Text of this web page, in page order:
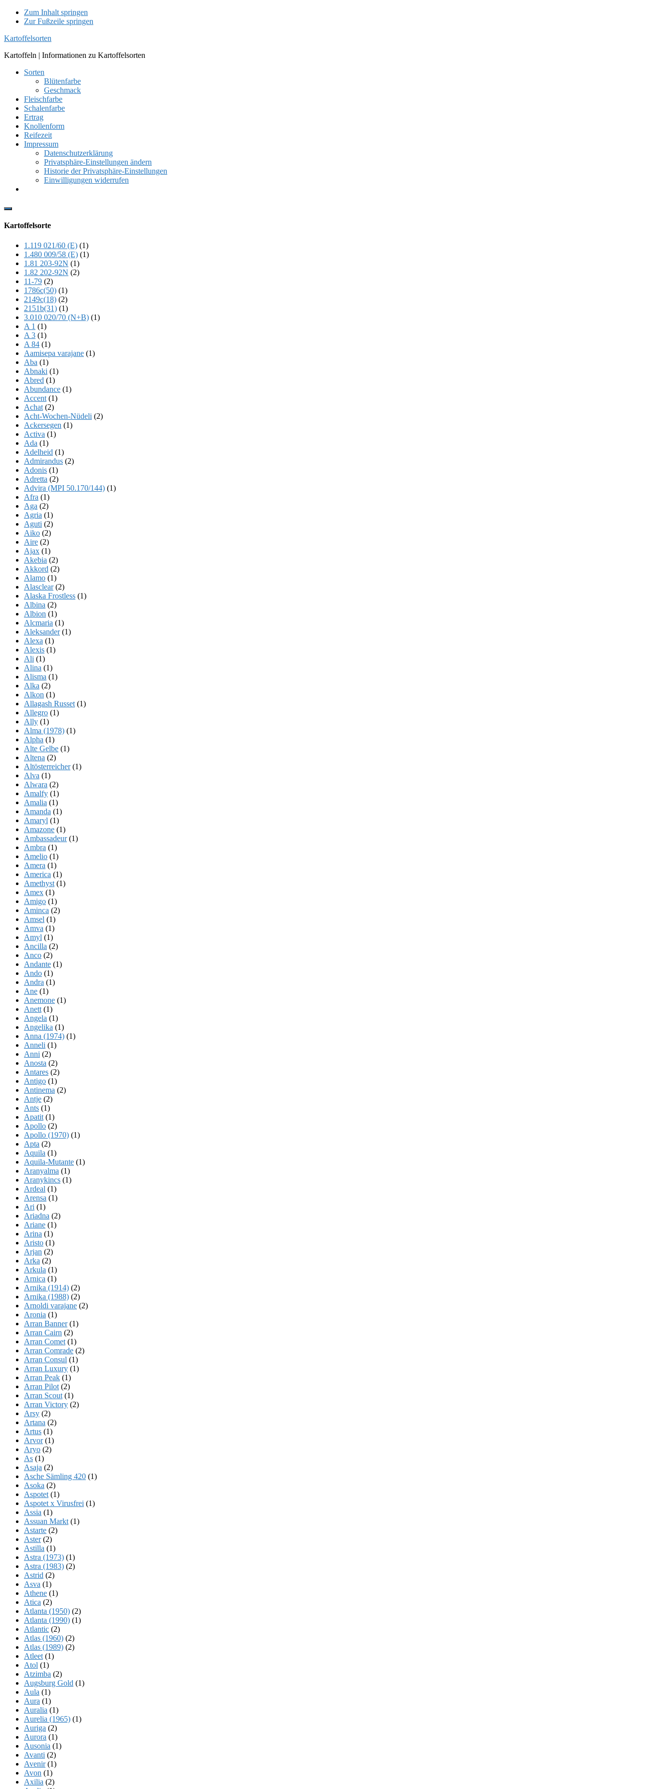
Zum Inhalt springen
Zur Fußzeile springen
Kartoffelsorten
Kartoffeln | Informationen zu Kartoffelsorten
Sorten
Blütenfarbe
Geschmack
Fleischfarbe
Schalenfarbe
Ertrag
Knollenform
Reifezeit
Impressum
Datenschutzerklärung
Privatsphäre-Einstellungen ändern
Historie der Privatsphäre-Einstellungen
Einwilligungen widerrufen
Show
Content
Kartoffelsorte
1.119 021/60 (E) (1)
1.480 009/58 (E) (1)
1.81 203-92N (1)
1.82 202-92N (2)
11-79 (2)
1786c(50) (1)
2149c(18) (2)
2151b(31) (1)
3.010 020/70 (N+B) (1)
A 1 (1)
A 3 (1)
A 84 (1)
Aamisepa varajane (1)
Aba (1)
Abnaki (1)
Abred (1)
Abundance (1)
Accent (1)
Achat (2)
Acht-Wochen-Nüdeli (2)
Ackersegen (1)
Activa (1)
Ada (1)
Adelheid (1)
Admirandus (2)
Adonis (1)
Adretta (2)
Advira (MPI 50.170/144) (1)
Afra (1)
Aga (2)
Agria (1)
Aguti (2)
Aiko (2)
Aire (2)
Ajax (1)
Akebia (2)
Akkord (2)
Alamo (1)
Alasclear(2)
Alaska Frostless (1)
Albina (2)
Albion (1)
Alcmaria (1)
Aleksander(1)
Alexa (1)
Alexis (1)
Ali (1)
Alina (1)
Alisma (1)
Alka (2)
Alkon (1)
Allagash Russet (1)
Allegro (1)
Ally (1)
Alma (1978) (1)
Alpha (1)
Alte Gelbe (1)
Altena (2)
Altösterreicher(1)
Alva (1)
Alwara (2)
Amalfy (1)
Amalia (1)
Amanda (1)
Amaryl (1)
Amazone (1)
Ambassadeur(1)
Ambra (1)
Amelio (1)
Amera (1)
America (1)
Amethyst (1)
Amex (1)
Amigo (1)
Aminca (2)
Amsel (1)
Amva (1)
Amyl (1)
Ancilla (2)
Anco (2)
Andante (1)
Ando (1)
Andra (1)
Ane (1)
Anemone (1)
Anett (1)
Angela (1)
Angelika (1)
Anna (1974) (1)
Anneli (1)
Anni (2)
Anosta (2)
Antares (2)
Antigo (1)
Antinema (2)
Antje (2)
Ants (1)
Apatit (1)
Apollo (2)
Apollo (1970) (1)
Apta (2)
Aquila (1)
Aquila-Mutante (1)
Aranyalma (1)
Aranykincs (1)
Ardeal (1)
Arensa (1)
Ari (1)
Ariadna (2)
Ariane (1)
Arina (1)
Aristo (1)
Arjan (2)
Arka (2)
Arkula (1)
Arnica (1)
Arnika (1914) (2)
Arnika (1988) (2)
Arnoldi varajane (2)
Aronia (1)
Arran Banner(1)
Arran Cairn (2)
Arran Comet (1)
Arran Comrade (2)
Arran Consul (1)
Arran Luxury (1)
Arran Peak (1)
Arran Pilot (2)
Arran Scout (1)
Arran Victory (2)
Arsy (2)
Artana (2)
Artus (1)
Arvor(1)
Aryo (2)
As (1)
Asaja (2)
Asche Sämling 420 (1)
Asoka (2)
Aspotet (1)
Aspotet x Virusfrei (1)
Assia (1)
Assuan Markt (1)
Astarte (2)
Aster(2)
Astilla (1)
Astra (1973) (1)
Astra (1983) (2)
Astrid (2)
Asva (1)
Athene (1)
Atica (2)
Atlanta (1950) (2)
Atlanta (1990) (1)
Atlantic (2)
Atlas (1960) (2)
Atlas (1989) (2)
Atleet (1)
Atol (1)
Atzimba (2)
Augsburg Gold (1)
Aula (1)
Aura (1)
Auralia (1)
Aurelia (1965) (1)
Auriga (2)
Aurora (1)
Ausonia (1)
Avanti (2)
Avenir(1)
Avon (1)
Axilia (2)